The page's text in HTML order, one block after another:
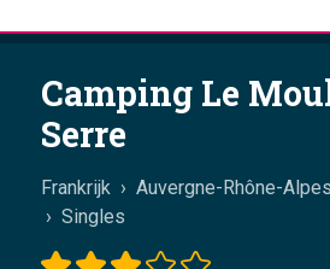
Camping Le
Serre
Frankrijk › Auvergne-Rhône-Alpes
› Singles